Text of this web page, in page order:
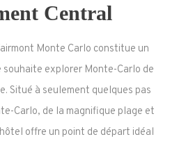
Central
Monte Carlo constitue un
explorer Monte-Carlo de
Situé à seulement quelques pas
Carlo, de la magnifique plage et
offre un point de départ idéal